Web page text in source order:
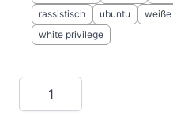
rassistisch
ubuntu weiße
white privilege
Menge